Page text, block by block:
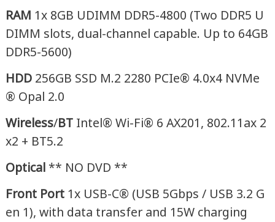
RAM 1x 8GB UDIMM DDR5-4800 (Two DDR5 U
DIMM slots, dual-channel capable. Up to 64GB
DDR5-5600)
HDD 256GB SSD M.2 2280 PCIe® 4.0x4 NVMe
® Opal 2.0
Wireless/BT Intel® Wi-Fi® 6 AX201, 802.11ax 2
x2 + BT5.2
Optical ** NO DVD **
Front Port 1x USB-C® (USB 5Gbps / USB 3.2 G
en 1), with data transfer and 15W charging